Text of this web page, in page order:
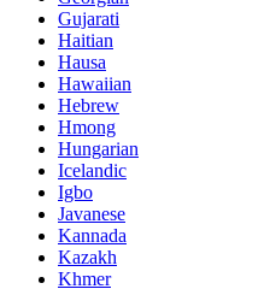
Gujarati
Haitian
Hausa
Hawaiian
Hebrew
Hmong
Hungarian
Icelandic
Igbo
Javanese
Kannada
Kazakh
Khmer